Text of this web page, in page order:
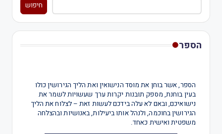
חיפוש
הספר
הספר, אשר בוחן את מוסד הנישואין ואת הליך הגירושין כולו
בעין בוחנת, מספק תובנות יקרות ערך שעשויות לשמר את
נישואיכם, ובאם לא עלה בידכם לעשות זאת – לצלוח את הליך
הגירושין בחוכמה, ולנהל אותו ביעילות, באנושיות ובהצלחה
משפטית ואישית כאחד.